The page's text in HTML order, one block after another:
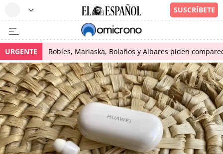
URGENTE Robles, Marlaska, Bolaños y Albares piden